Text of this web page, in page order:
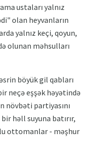
ustaları yalnız
olan heyvanların
yalnız keçi, qoyun,
olunan məhsulları
böyük gil qabları
neçə eşşək həyətində
növbəti partiyasını
həll suyuna batırır,
ottomanlar - məşhur